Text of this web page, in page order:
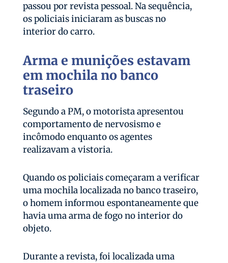
passou por revista pessoal. Na sequência,
os policiais iniciaram as buscas no
interior do carro.
Arma e munições estavam
em mochila no banco
traseiro
Segundo a PM, o motorista apresentou
comportamento de nervosismo e
incômodo enquanto os agentes
realizavam a vistoria.
Quando os policiais começaram a verificar
uma mochila localizada no banco traseiro,
o homem informou espontaneamente que
havia uma arma de fogo no interior do
objeto.
Durante a revista, foi localizada uma